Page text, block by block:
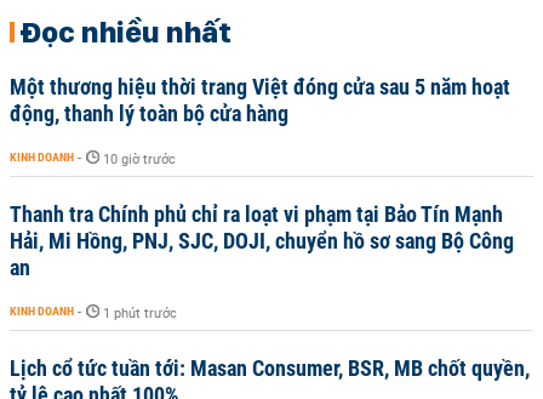
Đọc nhiều nhất
Một thương hiệu thời trang Việt đóng cửa sau 5 năm hoạt
động, thanh lý toàn bộ cửa hàng
KINH DOANH - 10 giờ trước
Thanh tra Chính phủ chỉ ra loạt vi phạm tại Bảo Tín Mạnh
Hải, Mi Hồng, PNJ, SJC, DOJI, chuyển hồ sơ sang Bộ Công
an
KINH DOANH - 1 phút trước
Lịch cổ tức tuần tới: Masan Consumer, BSR, MB chốt quyền,